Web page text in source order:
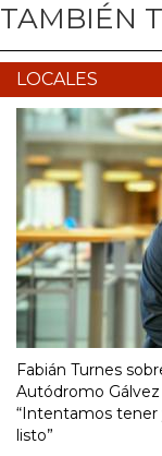
TAMBIÉN
LOCALES
Fabián Turnes
Autódromo Gálvez
“Intentamos tener
listo”